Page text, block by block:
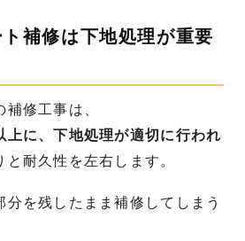
補修は下地処理が重要
修工事は、
上に、下地処理が適切に行われ
と耐久性を左右します。
を残したまま補修してしまう